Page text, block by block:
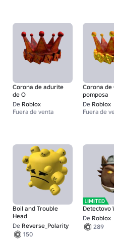
Corona de adurite
de O
De Roblox
Fuera de venta
Corona de
pomposa
De Roblox
Fuera de
Boil and Trouble
Head
De Reverse_Polarity
150
Detectovo
De Roblox
289